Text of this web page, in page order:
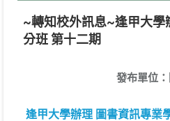
~轉知校外訊息~逢甲大學
分班 第十二期
發布單位：
逢甲大學辦理 圖書資訊專業